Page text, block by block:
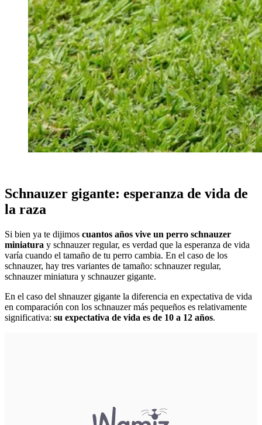
Schnauzer gigante: esperanza de vida de
la raza
Si bien ya te dijimos cuantos años vive un perro schnauzer
miniatura y schnauzer regular, es verdad que la esperanza de vida
varía cuando el tamaño de tu perro cambia. En el caso de los
schnauzer, hay tres variantes de tamaño: schnauzer regular,
schnauzer miniatura y schnauzer gigante.
En el caso del shnauzer gigante la diferencia en expectativa de vida
en comparación con los schnauzer más pequeños es relativamente
significativa: su expectativa de vida es de 10 a 12 años.